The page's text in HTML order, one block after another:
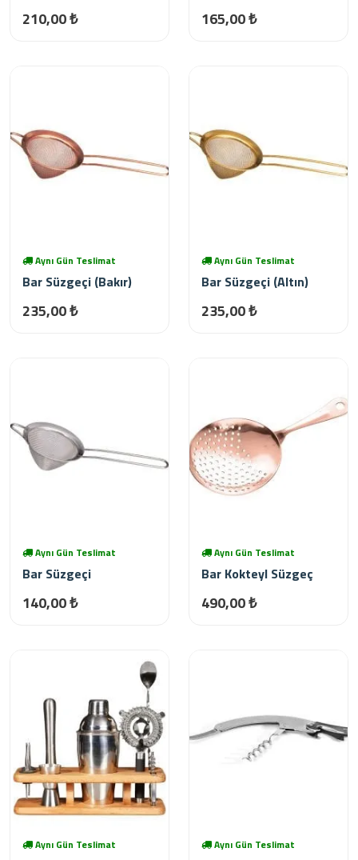
210,00 ₺ 165,00 ₺
Aynı Gün Teslimat
Bar Süzgeçi (Bakır)
235,00 ₺
Aynı Gün Teslimat
Bar Süzgeçi (Altın)
235,00 ₺
Aynı Gün Teslimat
Bar Süzgeçi
140,00 ₺
Aynı Gün Teslimat
Bar Kokteyl Süzgeç
490,00 ₺
Aynı Gün Teslimat Aynı Gün Teslimat